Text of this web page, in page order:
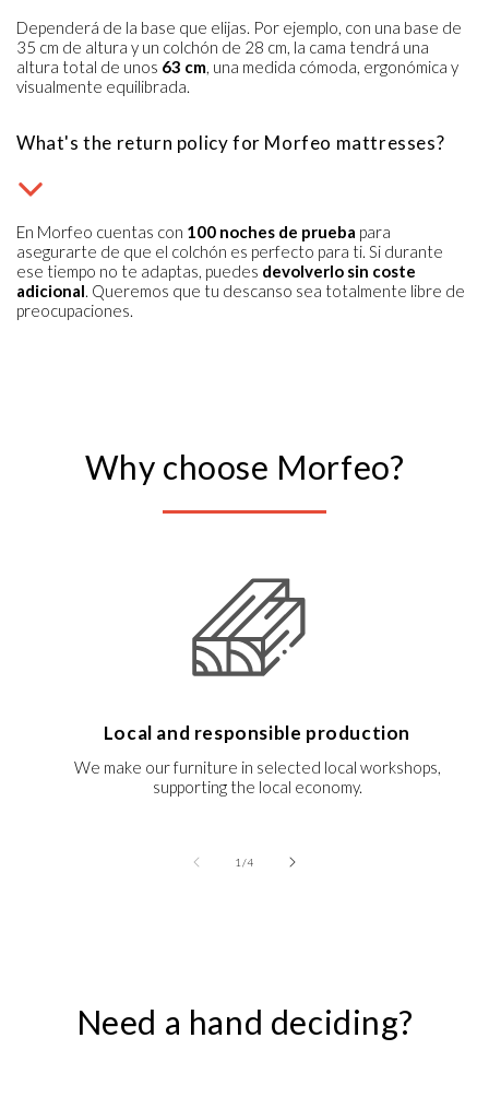
Dependerá de la base que elijas. Por ejemplo, con una base de
35 cm de altura y un colchón de 28 cm, la cama tendrá una
altura total de unos 63 cm, una medida cómoda, ergonómica y
visualmente equilibrada.
What's the return policy for Morfeo mattresses?
En Morfeo cuentas con 100 noches de prueba para
asegurarte de que el colchón es perfecto para ti. Si durante
ese tiempo no te adaptas, puedes devolverlo sin coste
adicional. Queremos que tu descanso sea totalmente libre de
preocupaciones.
Why choose Morfeo?
Local and responsible production
We make our furniture in selected local workshops,
supporting the local economy.
1 /of
4
Need a hand deciding?